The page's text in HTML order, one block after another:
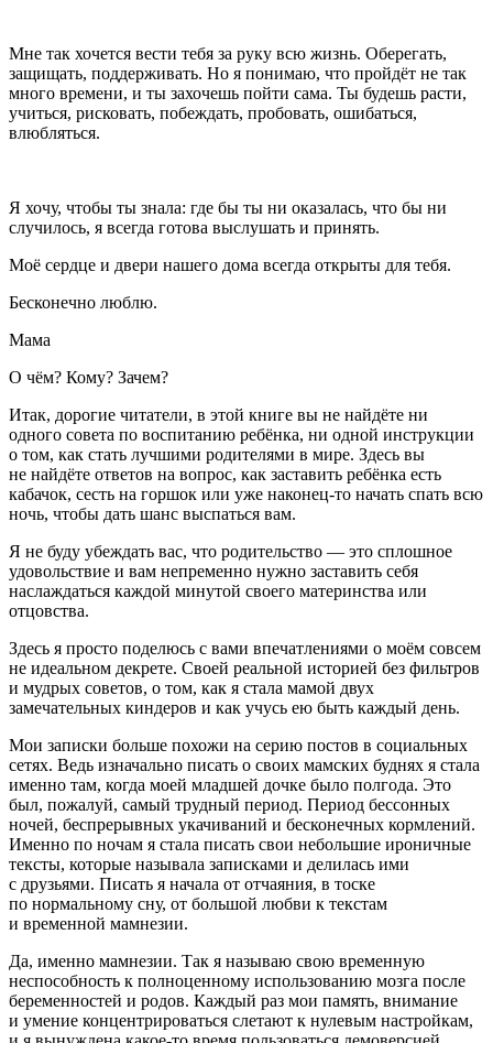
Мне так хочется вести тебя за руку всю жизнь. Оберегать,
защищать, поддерживать. Но я понимаю, что пройдёт не так
много времени, и ты захочешь пойти сама. Ты будешь расти,
учиться, рисковать, побеждать, пробовать, ошибаться,
влюбляться.
Я хочу, чтобы ты знала: где бы ты ни оказалась, что бы ни
случилось, я всегда готова выслушать и принять.
Моё сердце и двери нашего дома всегда открыты для тебя.
Бесконечно люблю.
Мама
О чём? Кому? Зачем?
Итак, дорогие читатели, в этой книге вы не найдёте ни
одного совета по воспитанию ребёнка, ни одной инструкции
о том, как стать лучшими родителями в мире. Здесь вы
не найдёте ответов на вопрос, как заставить ребёнка есть
кабачок, сесть на горшок или уже наконец-то начать спать всю
ночь, чтобы дать шанс выспаться вам.
Я не буду убеждать вас, что родительство — это сплошное
удовольствие и вам непременно нужно заставить себя
наслаждаться каждой минутой своего материнства или
отцовства.
Здесь я просто поделюсь с вами впечатлениями о моём совсем
не идеальном декрете. Своей реальной историей без фильтров
и мудрых советов, о том, как я стала мамой двух
замечательных киндеров и как учусь ею быть каждый день.
Мои записки больше похожи на серию постов в социальных
сетях. Ведь изначально писать о своих мамских буднях я стала
именно там, когда моей младшей дочке было полгода. Это
был, пожалуй, самый трудный период. Период бессонных
ночей, беспрерывных укачиваний и бесконечных кормлений.
Именно по ночам я стала писать свои небольшие ироничные
тексты, которые называла записками и делилась ими
с друзьями. Писать я начала от отчаяния, в тоске
по нормальному сну, от большой любви к текстам
и временной мамнезии.
Да, именно мамнезии. Так я называю свою временную
неспособность к полноценному использованию мозга после
беременностей и родов. Каждый раз мои память, внимание
и умение концентрироваться слетают к нулевым настройкам,